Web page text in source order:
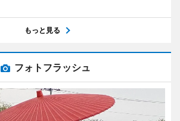
もっと見る
フォトフラッシュ